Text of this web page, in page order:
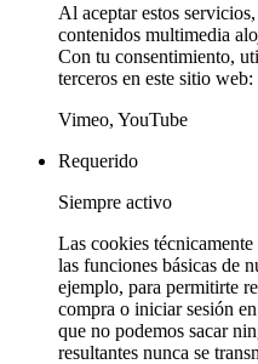
Al aceptar estos
contenidos multimedia
Con tu consentimiento,
terceros en este sitio web:
Vimeo, YouTube
Requerido
Siempre activo
Las cookies
las funciones básicas de
ejemplo, para permitirte
compra o iniciar sesión
que no podemos sacar
resultantes nunca se